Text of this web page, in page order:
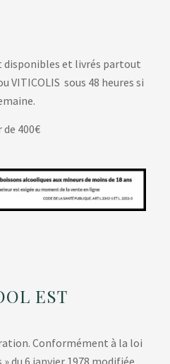
disponibles et livrés partout
VITICOLIS sous 48 heures si
400€
EST
Conformément à la loi
du 6 janvier 1978 modifiée